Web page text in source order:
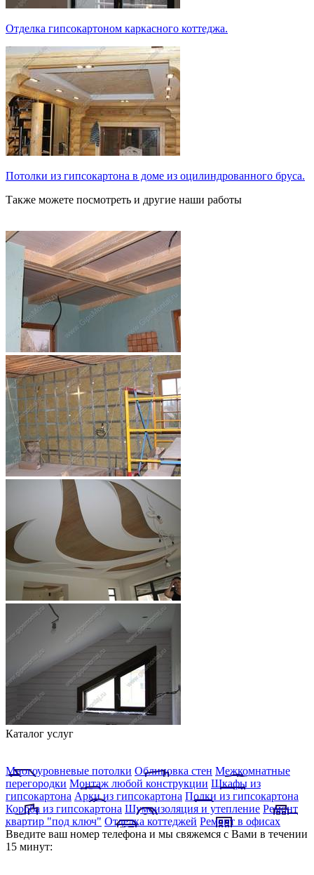
Отделка гипсокартоном каркасного коттеджа.
Потолки из гипсокартона в доме из оцилиндрованного бруса.
Также можете посмотреть и другие наши работы
Каталог услуг
Многоуровневые потолки Облицовка стен Межкомнатные
перегородки Монтаж любой конструкции Шкафы из
гипсокартона Арки из гипсокартона Полки из гипсокартона
Короба из гипсокартона Шумоизоляция и утепление Ремонт
квартир "под ключ" Отделка коттеджей Ремонт в офисах
Введите ваш номер телефона и мы свяжемся с Вами в течении
15 минут: